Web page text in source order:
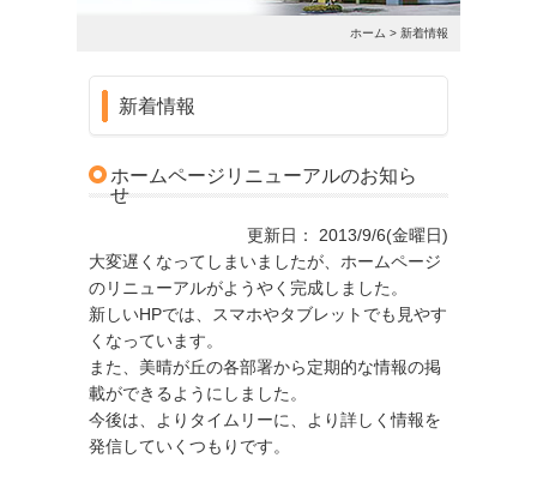
ホーム > 新着情報
新着情報
ホームページリニューアルのお知ら
せ
更新日： 2013/9/6(金曜日)
大変遅くなってしまいましたが、ホームページ
のリニューアルがようやく完成しました。
新しいHPでは、スマホやタブレットでも見やす
くなっています。
また、美晴が丘の各部署から定期的な情報の掲
載ができるようにしました。
今後は、よりタイムリーに、より詳しく情報を
発信していくつもりです。